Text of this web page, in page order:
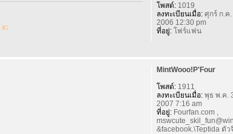
x:
โพสต์:1019
ลงทะเบียนเมื่อ:ศุกร์ ก.ค.
2006 12:30 pm
ที่อยู่:โฟร์แฟน
MintWooo!P'Four
โพสต์:1911
ลงทะเบียนเมื่อ:พุธ พ.ค.
2007 7:16 am
ที่อยู่:Fourfan.com ,
&facebook.\Teptida ตัว